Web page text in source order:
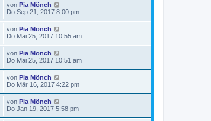
von Pia Mönch
Do Sep 21, 2017 8:00 pm
von Pia Mönch
Do Mai 25, 2017 10:55 am
von Pia Mönch
Do Mai 25, 2017 10:51 am
von Pia Mönch
Do Mär 16, 2017 4:22 pm
von Pia Mönch
Do Jan 19, 2017 5:58 pm